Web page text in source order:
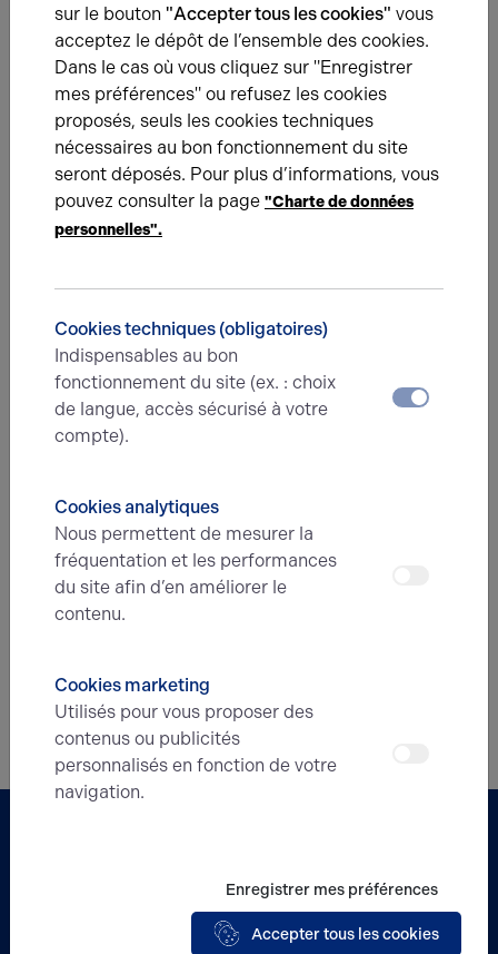
biens concurrents à l’instant T du marché.
En conformité avec la loi, un contrat (mandat) de vente ou de
location sera rédigé en précisant les éléments techniques et
financiers.
opérations de prospectionet decommunication
mis en œuvre afin de cibler de potentiels preneurs.
Des rapports de commercialisation vous seront présentés pour
Dispositif Tracfin
Article L.561-1 du Code monétaire et financier
Dans le cadre de la vente, de l'achat ou de la location d'un
bien, le professionnel de l'immobilier doit s'assurer, par la
présentation d'un document officiel, de votre identité et, le cas
échéant, de celle du bénéficiaire effectif de l'opération. Il vous
demandera également des informations relatives à la
Document à transmettre obligatoirement (copies): pièce
d'identité, statuts, K-bis, justificatif de domicile (taxe foncière,
factures), déclaration de revenus ou bilan
BERRY'S
Acteur incontournable de la gestion
de vos biens
sur le bouton "Accepter tous les cookies" vous
acceptez le dépôt de l’ensemble des cookies.
Dans le cas où vous cliquez sur "Enregistrer
mes préférences" ou refusez les cookies
proposés, seuls les cookies techniques
nécessaires au bon fonctionnement du site
seront déposés. Pour plus d’informations, vous
pouvez consulter la page "Charte de données
personnelles".
Cookies techniques (obligatoires)
Indispensables au bon
fonctionnement du site (ex. : choix
de langue, accès sécurisé à votre
compte).
Cookies analytiques
Nous permettent de mesurer la
fréquentation et les performances
du site afin d’en améliorer le
contenu.
Cookies marketing
Utilisés pour vous proposer des
contenus ou publicités
personnalisés en fonction de votre
navigation.
Enregistrer mes préférences
Accepter tous les cookies